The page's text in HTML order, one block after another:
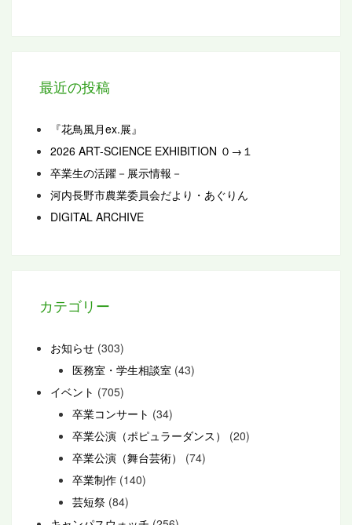
最近の投稿
『花鳥風月ex.展』
2026 ART-SCIENCE EXHIBITION ０→１
卒業生の活躍－展示情報－
河内長野市農業委員会だより・あぐりん
DIGITAL ARCHIVE
カテゴリー
お知らせ (303)
医務室・学生相談室 (43)
イベント (705)
卒業コンサート (34)
卒業公演（ポピュラーダンス）
(20)
卒業公演（舞台芸術）
(74)
卒業制作 (140)
芸短祭 (84)